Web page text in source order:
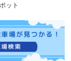
ット